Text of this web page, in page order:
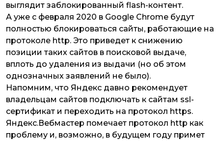
выглядит заблокированный flash-контент.
А уже с февраля 2020 в Google Chrome будут
полностью блокироваться сайты, работающие на
протоколе http. Это приведет к снижению
позиции таких сайтов в поисковой выдаче,
вплоть до удаления из выдачи (но об этом
однозначных заявлений не было).
Напомним, что Яндекс давно рекомендует
владельцам сайтов подключать к сайтам ssl-
сертификат и переходить на протокол https.
Яндекс.Вебмастер помечает протокол http как
проблему и, возможно, в будущем году примет